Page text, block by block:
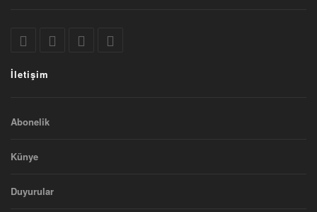
İletişim
Abonelik
Künye
Duyurular